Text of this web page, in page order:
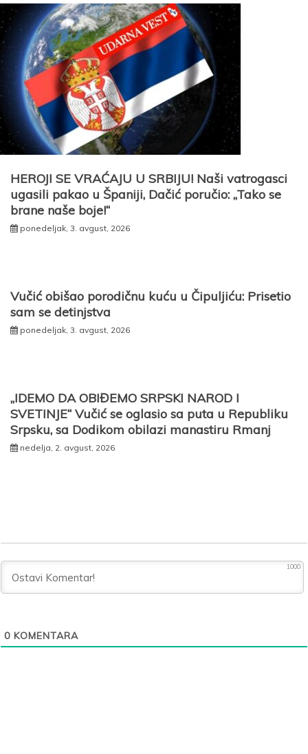
HEROJI SE VRAĆAJU U SRBIJU! Naši vatrogasci
ugasili pakao u Španiji, Dačić poručio: „Tako se
brane naše boje!“
ponedeljak, 3. avgust, 2026
Vučić obišao porodičnu kuću u Čipuljiću: Prisetio
sam se detinjstva
ponedeljak, 3. avgust, 2026
„IDEMO DA OBIĐEMO SRPSKI NAROD I
SVETINJE“ Vučić se oglasio sa puta u Republiku
Srpsku, sa Dodikom obilazi manastiru Rmanj
nedelja, 2. avgust, 2026
1000
0 KOMENTARA